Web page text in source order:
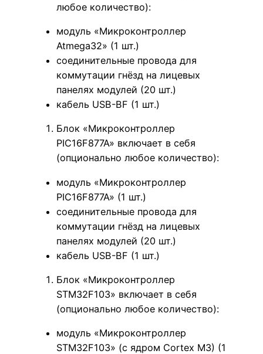
любое количество):
модуль «Микроконтроллер
Atmega32» (1 шт.)
соединительные провода для
коммутации гнёзд на лицевых
панелях модулей (20 шт.)
кабель USB-BF (1 шт.)
Блок «Микроконтроллер
PIC16F877A» включает в себя
(опционально любое количество):
модуль «Микроконтроллер
PIC16F877A» (1 шт.)
соединительные провода для
коммутации гнёзд на лицевых
панелях модулей (20 шт.)
кабель USB-BF (1 шт.)
Блок «Микроконтроллер
STM32F103» включает в себя
(опционально любое количество):
модуль «Микроконтроллер
STM32F103» (с ядром Cortex M3) (1